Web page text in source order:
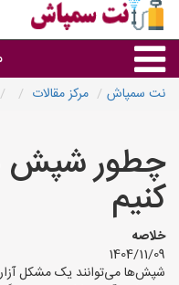
نت سمپاش مرکز مقالات
چطور شپش
کنیم
خلاصه
1404/11/09
شپش‌ها می‌توانند یک مشکل